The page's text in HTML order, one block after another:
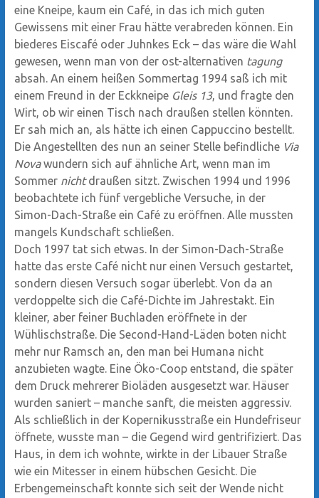
eine Kneipe, kaum ein Café, in das ich mich guten
Gewissens mit einer Frau hätte verabreden können. Ein
biederes Eiscafé oder Juhnkes Eck – das wäre die Wahl
gewesen, wenn man von der ost-alternativen tagung
absah. An einem heißen Sommertag 1994 saß ich mit
einem Freund in der Eckkneipe Gleis 13, und fragte den
Wirt, ob wir einen Tisch nach draußen stellen könnten.
Er sah mich an, als hätte ich einen Cappuccino bestellt.
Die Angestellten des nun an seiner Stelle befindliche Via
Novawundern sich auf ähnliche Art, wenn man im
Sommer nichtdraußen sitzt. Zwischen 1994 und 1996
beobachtete ich fünf vergebliche Versuche, in der
Simon-Dach-Straße ein Café zu eröffnen. Alle mussten
mangels Kundschaft schließen.
Doch 1997 tat sich etwas. In der Simon-Dach-Straße
hatte das erste Café nicht nur einen Versuch gestartet,
sondern diesen Versuch sogar überlebt. Von da an
verdoppelte sich die Café-Dichte im Jahrestakt. Ein
kleiner, aber feiner Buchladen eröffnete in der
Wühlischstraße. Die Second-Hand-Läden boten nicht
mehr nur Ramsch an, den man bei Humana nicht
anzubieten wagte. Eine Öko-Coop entstand, die später
dem Druck mehrerer Bioläden ausgesetzt war. Häuser
wurden saniert – manche sanft, die meisten aggressiv.
Als schließlich in der Kopernikusstraße ein Hundefriseur
öffnete, wusste man – die Gegend wird gentrifiziert. Das
Haus, in dem ich wohnte, wirkte in der Libauer Straße
wie ein Mitesser in einem hübschen Gesicht. Die
Erbengemeinschaft konnte sich seit der Wende nicht